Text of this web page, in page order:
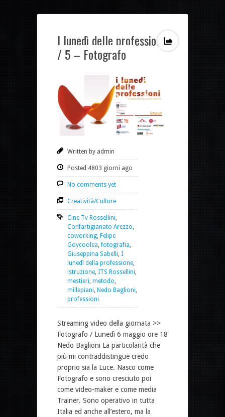
I lunedì delle professioni
/ 5 – Fotografo
Written by admin
Posted 4803 giorni ago
No comments yet
Creatività/Culture
Cine Tv Rossellini,
Confartigianato Arezzo,
coworking, Felipe
Goycoolea,fotografia,
Giuseppina Sabelli, I
lunedì della professione,
istruzione, ITS Rossellini,
mestieri, metodo,
millepiani, Nedo Baglioni,
professioni
Streaming video della giornata >>
Fotografo / Lunedì 6 maggio ore 18
Nedo Baglioni La particolarità che
più mi contraddistingue credo
proprio sia la Luce. Nasco come
Fotografo e sono cresciuto poi
come video-maker e come media
Trainer. Sono operativo in tutta
Italia ed anche all’estero, ma la